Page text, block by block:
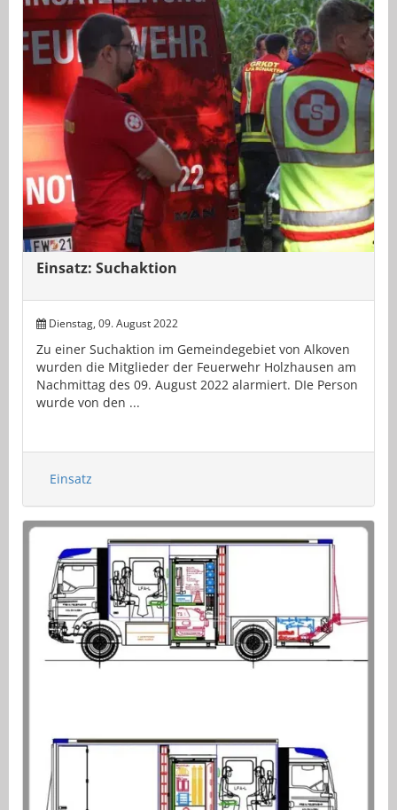
Einsatz: Suchaktion
Dienstag, 09. August 2022
Zu einer Suchaktion im Gemeindegebiet von Alkoven
wurden die Mitglieder der Feuerwehr Holzhausen am
Nachmittag des 09. August 2022 alarmiert. DIe Person
wurde von den ...
Einsatz